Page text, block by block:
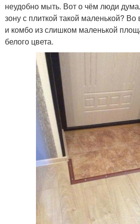
неудобно мыть. Вот о чём люди
зону с плиткой такой маленькой?
и комбо из слишком маленькой
белого цвета.